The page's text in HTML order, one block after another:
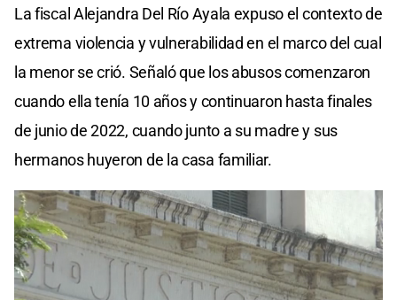
La fiscal Alejandra Del Río Ayala expuso el contexto de
extrema violencia y vulnerabilidad en el marco del cual
la menor se crió. Señaló que los abusos comenzaron
cuando ella tenía 10 años y continuaron hasta finales
de junio de 2022, cuando junto a su madre y sus
hermanos huyeron de la casa familiar.